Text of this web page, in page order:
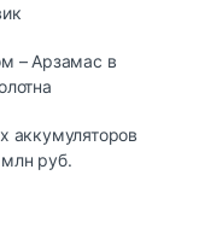
– Арзамас в
аккумуляторов
руб.